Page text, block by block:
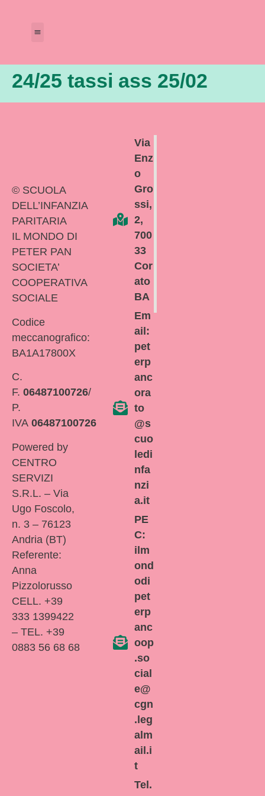
24/25 tassi ass 25/02
© SCUOLA
DELL’INFANZIA
PARITARIA
IL MONDO DI
PETER PAN
SOCIETA’
COOPERATIVA
SOCIALE
Codice
meccanografico:
BA1A17800X
C.
F. 06487100726/
P.
IVA 06487100726
Powered by
CENTRO
SERVIZI
S.R.L. – Via
Ugo Foscolo,
n. 3 – 76123
Andria (BT)
Referente:
Anna
Pizzolorusso
CELL. +39
333 1399422
– TEL. +39
0883 56 68 68
Via
Enz
o
Gro
ssi,
2,
700
33
Cor
ato
BA
Em
ail:
pet
erp
anc
ora
to
@s
cuo
ledi
nfa
nzi
a.it
PE
C:
ilm
ond
odi
pet
erp
anc
oop
.so
cial
e@
cgn
.leg
alm
ail.i
t
Tel.